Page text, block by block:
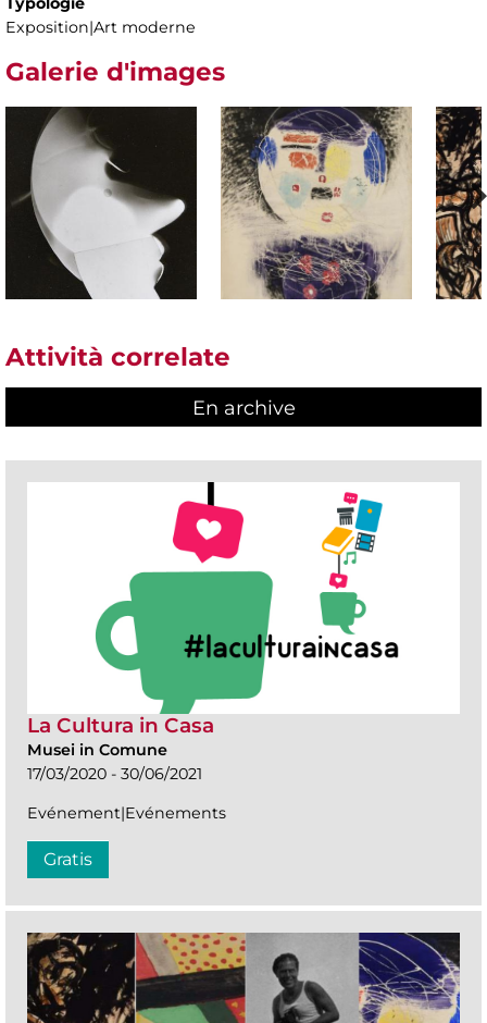
Exposition|Art moderne
Galerie d'images
Attività correlate
En archive
La Cultura in Casa
Musei in Comune
17/03/2020 - 30/06/2021
Evénement|Evénements
Gratis